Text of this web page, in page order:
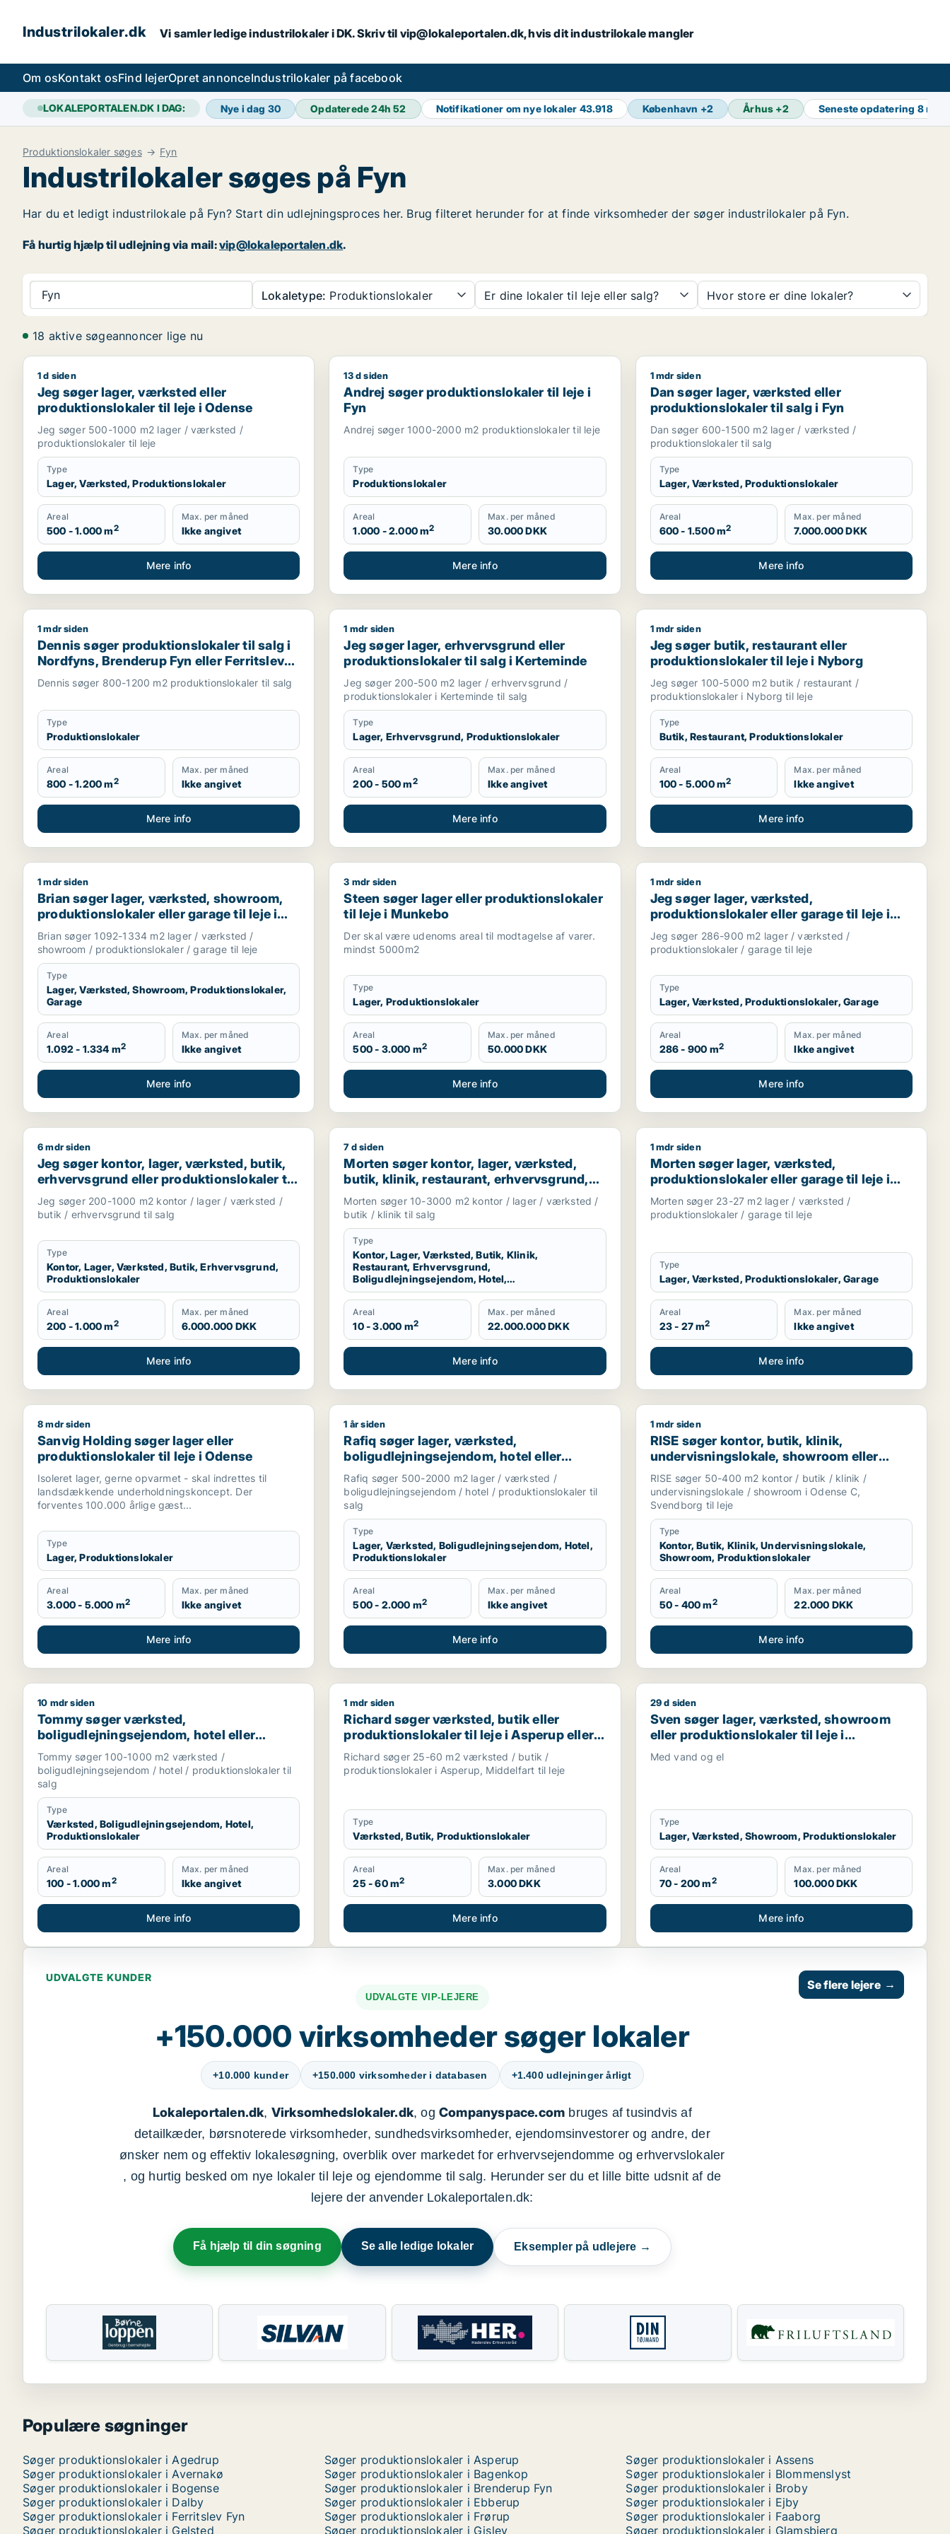
Industrilokaler.dk Vi samler ledige industrilokaler i DK. Skriv til vip@lokaleportalen.dk, hvis dit industrilokale mangler
Om osKontakt osFind lejerOpret annonceIndustrilokaler på facebook
LOKALEPORTALEN.DK I DAG: Nye i dag 30 Opdaterede 24h52 Notifikationer om nye lokaler 43.918 København +2 Århus +2 Seneste opdatering 8 min
Produktionslokaler søges Fyn
Industrilokaler søges på Fyn
Har du et ledigt industrilokale på Fyn? Start din udlejningsproces her. Brug filteret herunder for at finde virksomheder der søger industrilokaler på Fyn.
Få hurtig hjælp til udlejning via mail:vip@lokaleportalen.dk.
Fyn Lokaletype: Produktionslokaler Er dine lokaler til leje eller salg? Hvor store er dine lokaler?
18 aktive søgeannoncer lige nu
Jeg søger lager, værksted eller produktionslokaler til leje i Odense
1 d siden
Jeg søger lager, værksted eller
produktionslokaler til leje i Odense
Jeg søger 500-1000 m2 lager / værksted /
produktionslokaler til leje
Type
Lager, Værksted, Produktionslokaler
Areal
500 - 1.000 m2
Max. per måned
Ikke angivet
Mere info
Andrej søger produktionslokaler til leje i Fyn
13 d siden
Andrej søger produktionslokaler til leje i
Fyn
Andrej søger 1000-2000 m2 produktionslokaler til leje
Type
Produktionslokaler
Areal
1.000 - 2.000 m2
Max. per måned
30.000 DKK
Mere info
Dan søger lager, værksted eller produktionslokaler til
1 mdr siden
Dan søger lager, værksted eller
produktionslokaler til salg i Fyn
Dan søger 600-1500 m2 lager / værksted /
produktionslokaler til salg
Type
Lager, Værksted, Produktionslokaler
Areal
600 - 1.500 m2
Max. per måned
7.000.000 DKK
Mere info
Dennis søger produktionslokaler til salg i Nordfyns, Brenderup Fyn eller Ferritslev Fyn m.fl.
1 mdr siden
Dennis søger produktionslokaler til salg i
Nordfyns, Brenderup Fyn eller Ferritslev
Fyn m.fl.
Dennis søger 800-1200 m2 produktionslokaler til salg
Type
Produktionslokaler
Areal
800 - 1.200 m2
Max. per måned
Ikke angivet
Mere info
Jeg søger lager, erhvervsgrund eller produktionslokaler til salg i Kerteminde
1 mdr siden
Jeg søger lager, erhvervsgrund eller
produktionslokaler til salg i Kerteminde
Jeg søger 200-500 m2 lager / erhvervsgrund /
produktionslokaler i Kerteminde til salg
Type
Lager, Erhvervsgrund, Produktionslokaler
Areal
200 - 500 m2
Max. per måned
Ikke angivet
Mere info
Jeg søger butik, restaurant eller produktionslokaler
1 mdr siden
Jeg søger butik, restaurant eller
produktionslokaler til leje i Nyborg
Jeg søger 100-5000 m2 butik / restaurant /
produktionslokaler i Nyborg til leje
Type
Butik, Restaurant, Produktionslokaler
Areal
100 - 5.000 m2
Max. per måned
Ikke angivet
Mere info
Brian søger lager, værksted, showroom, produktionslokaler eller garage til leje i Odense C, Odense SØ eller Odense M m.fl.
1 mdr siden
Brian søger lager, værksted, showroom,
produktionslokaler eller garage til leje i
Odense C, Odense SØ eller Odense M m.fl.
Brian søger 1092-1334 m2 lager / værksted /
showroom / produktionslokaler / garage til leje
Type
Lager, Værksted, Showroom, Produktionslokaler,
Garage
Areal
1.092 - 1.334 m2
Max. per måned
Ikke angivet
Mere info
Steen søger lager eller produktionslokaler til leje i Munkebo
3 mdr siden
Steen søger lager eller produktionslokaler
til leje i Munkebo
Der skal være udenoms areal til modtagelse af varer.
mindst 5000m2
Type
Lager, Produktionslokaler
Areal
500 - 3.000 m2
Max. per måned
50.000 DKK
Mere info
Jeg søger lager, værksted, produktionslokaler eller
1 mdr siden
Jeg søger lager, værksted,
produktionslokaler eller garage til leje i
Aarup, Assens eller Glamsbjerg m.fl.
Jeg søger 286-900 m2 lager / værksted /
produktionslokaler / garage til leje
Type
Lager, Værksted, Produktionslokaler, Garage
Areal
286 - 900 m2
Max. per måned
Ikke angivet
Mere info
Jeg søger kontor, lager, værksted, butik, erhvervsgrund eller produktionslokaler til salg i Odense
6 mdr siden
Jeg søger kontor, lager, værksted, butik,
erhvervsgrund eller produktionslokaler til
salg i Odense
Jeg søger 200-1000 m2 kontor / lager / værksted /
butik / erhvervsgrund til salg
Type
Kontor, Lager, Værksted, Butik, Erhvervsgrund,
Produktionslokaler
Areal
200 - 1.000 m2
Max. per måned
6.000.000 DKK
Mere info
Morten søger kontor, lager, værksted, butik, klinik, restaurant, erhvervsgrund, boligudlejningsejendom, hotel,
7 d siden
Morten søger kontor, lager, værksted,
butik, klinik, restaurant, erhvervsgrund,
boligudlejningsejendom, hotel,
produktionslokaler eller garage til salg i
Odense
Morten søger 10-3000 m2 kontor / lager / værksted /
butik / klinik til salg
Type
Kontor, Lager, Værksted, Butik, Klinik,
Restaurant, Erhvervsgrund,
Boligudlejningsejendom, Hotel,
Produktionslokaler, Garage
Areal
10 - 3.000 m2
Max. per måned
22.000.000 DKK
Mere info
Morten søger lager, værksted, produktionslokaler
1 mdr siden
Morten søger lager, værksted,
produktionslokaler eller garage til leje i
Odense C, Odense V eller Odense NV m.fl.
Morten søger 23-27 m2 lager / værksted /
produktionslokaler / garage til leje
Type
Lager, Værksted, Produktionslokaler, Garage
Areal
23 - 27 m2
Max. per måned
Ikke angivet
Mere info
Sanvig Holding søger lager eller produktionslokaler til leje i Odense
8 mdr siden
Sanvig Holding søger lager eller
produktionslokaler til leje i Odense
Isoleret lager, gerne opvarmet - skal indrettes til
landsdækkende underholdningskoncept. Der
forventes 100.000 årlige gæst...
Type
Lager, Produktionslokaler
Areal
3.000 - 5.000 m2
Max. per måned
Ikke angivet
Mere info
Rafiq søger lager, værksted, boligudlejningsejendom, hotel eller produktionslokaler til salg i Odense
1 år siden
Rafiq søger lager, værksted,
boligudlejningsejendom, hotel eller
produktionslokaler til salg i Odense
Rafiq søger 500-2000 m2 lager / værksted /
boligudlejningsejendom / hotel / produktionslokaler til
salg
Type
Lager, Værksted, Boligudlejningsejendom, Hotel,
Produktionslokaler
Areal
500 - 2.000 m2
Max. per måned
Ikke angivet
Mere info
RISE søger kontor, butik, klinik, undervisningslokale,
1 mdr siden
RISE søger kontor, butik, klinik,
undervisningslokale, showroom eller
produktionslokaler til leje i Odense C eller
Svendborg
RISE søger 50-400 m2 kontor / butik / klinik /
undervisningslokale / showroom i Odense C,
Svendborg til leje
Type
Kontor, Butik, Klinik, Undervisningslokale,
Showroom, Produktionslokaler
Areal
50 - 400 m2
Max. per måned
22.000 DKK
Mere info
Tommy søger værksted, boligudlejningsejendom, hotel eller produktionslokaler til salg i Trekantsområdet
10 mdr siden
Tommy søger værksted,
boligudlejningsejendom, hotel eller
produktionslokaler til salg i
Trekantsområdet
Tommy søger 100-1000 m2 værksted /
boligudlejningsejendom / hotel / produktionslokaler til
salg
Type
Værksted, Boligudlejningsejendom, Hotel,
Produktionslokaler
Areal
100 - 1.000 m2
Max. per måned
Ikke angivet
Mere info
Richard søger værksted, butik eller produktionslokaler til leje i Asperup eller Middelfart
1 mdr siden
Richard søger værksted, butik eller
produktionslokaler til leje i Asperup eller
Middelfart
Richard søger 25-60 m2 værksted / butik /
produktionslokaler i Asperup, Middelfart til leje
Type
Værksted, Butik, Produktionslokaler
Areal
25 - 60 m2
Max. per måned
3.000 DKK
Mere info
Sven søger lager, værksted, showroom eller
29 d siden
Sven søger lager, værksted, showroom
eller produktionslokaler til leje i
Svendborg, Stenstrup eller Skårup Fyn
Med vand og el
Type
Lager, Værksted, Showroom, Produktionslokaler
Areal
70 - 200 m2
Max. per måned
100.000 DKK
Mere info
UDVALGTE KUNDER
UDVALGTE VIP-LEJERE
+150.000 virksomheder søger lokaler
+10.000 kunder +150.000 virksomheder i databasen +1.400 udlejninger årligt
Lokaleportalen.dk, Virksomhedslokaler.dk, og Companyspace.com bruges af tusindvis af
detailkæder, børsnoterede virksomheder, sundhedsvirksomheder, ejendomsinvestorer og andre, der
ønsker nem og effektiv lokalesøgning, overblik over markedet for erhvervsejendomme og erhvervslokaler
, og hurtig besked om nye lokaler til leje og ejendomme til salg. Herunder ser du et lille bitte udsnit af de
lejere der anvender Lokaleportalen.dk:
Få hjælp til din søgning Se alle ledige lokaler Eksempler på udlejere →
Se flere lejere →
Populære søgninger
Søger produktionslokaler i Agedrup Søger produktionslokaler i Asperup
Søger produktionslokaler i Assens
Søger produktionslokaler i Avernakø
Søger produktionslokaler i Bagenkop
Søger produktionslokaler i Blommenslyst
Søger produktionslokaler i Bogense
Søger produktionslokaler i Brenderup Fyn
Søger produktionslokaler i Broby
Søger produktionslokaler i Dalby
Søger produktionslokaler i Ebberup
Søger produktionslokaler i Ejby
Søger produktionslokaler i Ferritslev Fyn
Søger produktionslokaler i Frørup
Søger produktionslokaler i Faaborg
Søger produktionslokaler i Gelsted
Søger produktionslokaler i Gislev Søger produktionslokaler i Glamsbjerg